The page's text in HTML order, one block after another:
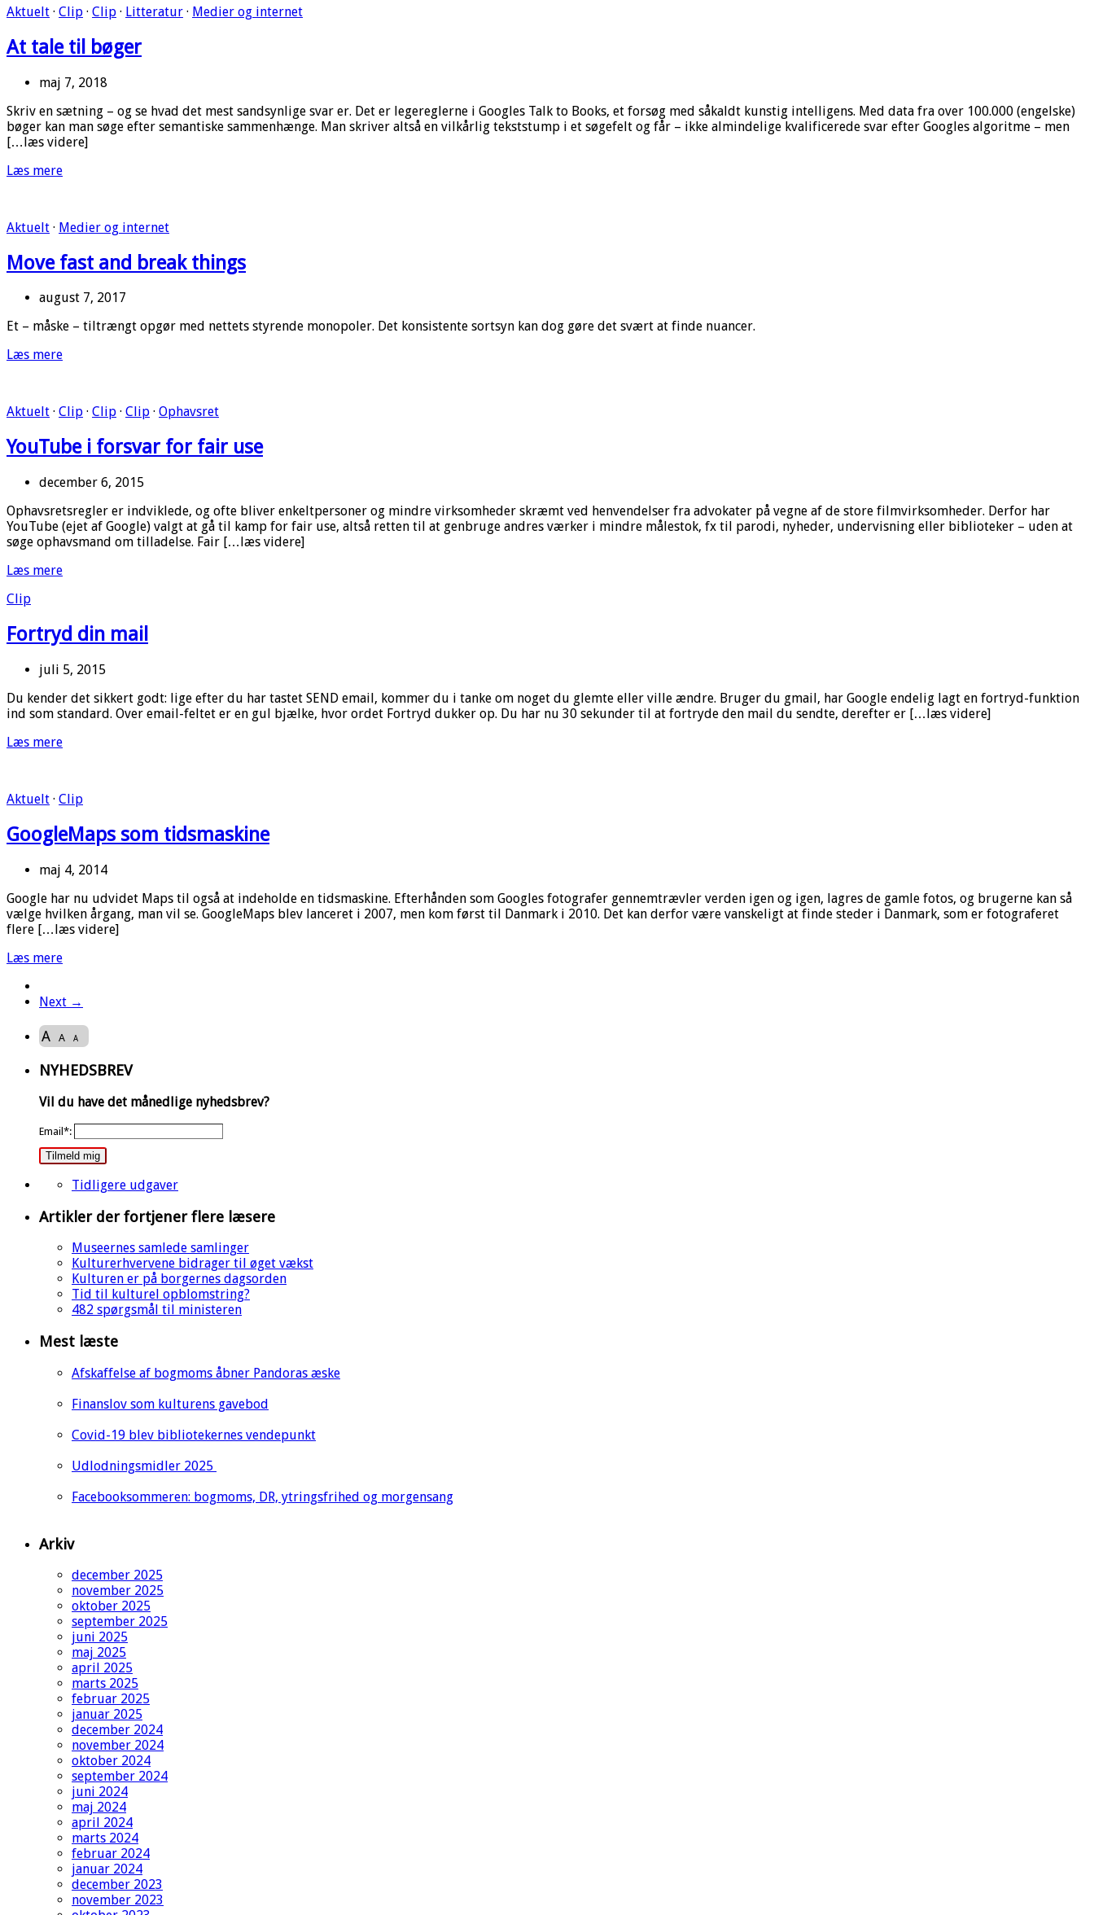
Aktuelt · Clip · Clip · Litteratur · Medier og internet
At tale til bøger
maj 7, 2018
Skriv en sætning – og se hvad det mest sandsynlige svar er. Det er legereglerne i Googles Talk to Books, et forsøg med såkaldt kunstig intelligens. Med data fra over 100.000 (engelske)
bøger kan man søge efter semantiske sammenhænge. Man skriver altså en vilkårlig tekststump i et søgefelt og får – ikke almindelige kvalificerede svar efter Googles algoritme – men
[…læs videre]
Læs mere
Aktuelt · Medier og internet
Move fast and break things
august 7, 2017
Et – måske – tiltrængt opgør med nettets styrende monopoler. Det konsistente sortsyn kan dog gøre det svært at finde nuancer.
Læs mere
Aktuelt · Clip · Clip · Clip · Ophavsret
YouTube i forsvar for fair use
december 6, 2015
Ophavsretsregler er indviklede, og ofte bliver enkeltpersoner og mindre virksomheder skræmt ved henvendelser fra advokater på vegne af de store filmvirksomheder. Derfor har
YouTube (ejet af Google) valgt at gå til kamp for fair use, altså retten til at genbruge andres værker i mindre målestok, fx til parodi, nyheder, undervisning eller biblioteker – uden at
søge ophavsmand om tilladelse. Fair […læs videre]
Læs mere
Clip
Fortryd din mail
juli 5, 2015
Du kender det sikkert godt: lige efter du har tastet SEND email, kommer du i tanke om noget du glemte eller ville ændre. Bruger du gmail, har Google endelig lagt en fortryd-funktion
ind som standard. Over email-feltet er en gul bjælke, hvor ordet Fortryd dukker op. Du har nu 30 sekunder til at fortryde den mail du sendte, derefter er […læs videre]
Læs mere
Aktuelt · Clip
GoogleMaps som tidsmaskine
maj 4, 2014
Google har nu udvidet Maps til også at indeholde en tidsmaskine. Efterhånden som Googles fotografer gennemtrævler verden igen og igen, lagres de gamle fotos, og brugerne kan så
vælge hvilken årgang, man vil se. GoogleMaps blev lanceret i 2007, men kom først til Danmark i 2010. Det kan derfor være vanskeligt at finde steder i Danmark, som er fotograferet
flere […læs videre]
Læs mere
Next →
A A A
NYHEDSBREV
Vil du have det månedlige nyhedsbrev?
Email*:
Tilmeld mig
Tidligere udgaver
Artikler der fortjener flere læsere
Museernes samlede samlinger
Kulturerhvervene bidrager til øget vækst
Kulturen er på borgernes dagsorden
Tid til kulturel opblomstring?
482 spørgsmål til ministeren
Mest læste
Afskaffelse af bogmoms åbner Pandoras æske
Finanslov som kulturens gavebod
Covid-19 blev bibliotekernes vendepunkt
Udlodningsmidler 2025
Facebooksommeren: bogmoms, DR, ytringsfrihed og morgensang
Arkiv
december 2025
november 2025
oktober 2025
september 2025
juni 2025
maj 2025
april 2025
marts 2025
februar 2025
januar 2025
december 2024
november 2024
oktober 2024
september 2024
juni 2024
maj 2024
april 2024
marts 2024
februar 2024
januar 2024
december 2023
november 2023